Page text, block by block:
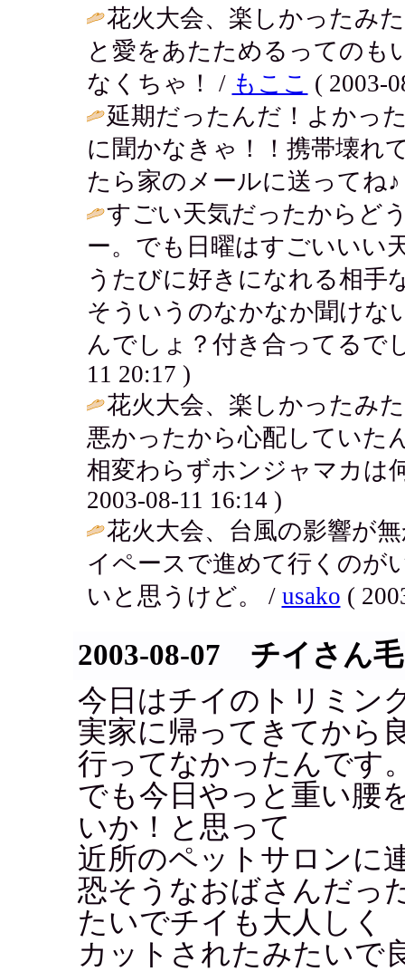
花火大会、楽しかったみ
と愛をあたためるってのも
なくちゃ！ / もここ ( 2003-
延期だったんだ！よかっ
に聞かなきゃ！！携帯壊れ
たら家のメールに送ってね♪
すごい天気だったからど
ー。でも日曜はすごいいい
うたびに好きになれる相
そういうのなかなか聞けな
んでしょ？付き合ってるで
11 20:17 )
花火大会、楽しかったみ
悪かったから心配していた
相変わらずホンジャマカは
2003-08-11 16:14 )
花火大会、台風の影響が
イペースで進めて行くのが
いと思うけど。 / usako (
2003-08-07 チイさん
今日はチイのトリミン
実家に帰ってきてから
行ってなかったんです
でも今日やっと重い腰
いか！と思って
近所のペットサロンに
恐そうなおばさんだっ
たいでチイも大人しく
カットされたみたいで